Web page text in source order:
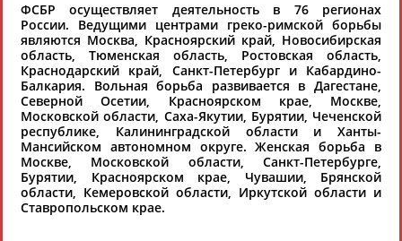
Ваш запрос: "ФСБР"
Документы 1-10 из 401 найденных уникальных документов
1 2 3 4 ... 39 40 41
ФСБР осуществляет деятельность в 76 регионах
России. Ведущими центрами греко-римской борьбы
являются Москва, Красноярский край, Новосибирская
область, Тюменская область, Ростовская область,
Краснодарский край, Санкт-Петербург и Кабардино-
Балкария. Вольная борьба развивается в Дагестане,
Северной Осетии, Красноярском крае, Москве,
Московской области, Саха-Якутии, Бурятии, Чеченской
республике, Калининградской области и Ханты-
Мансийском автономном округе. Женская борьба в
Москве, Московской области, Санкт-Петербурге,
Бурятии, Красноярском крае, Чувашии, Брянской
области, Кемеровской области, Иркутской области и
Ставропольском крае.